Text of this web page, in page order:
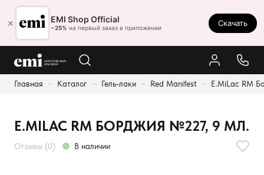
× EMI Shop Official
−25% на первый заказ в приложении
Скачать
Главная Каталог Гель-лаки Red Manifest E.MiLac RM
Ростов-на-Дону
8 (800) 550-86-95
Каталог
Оплата и доставка
E.MILAC RM БОРДЖИЯ №227, 9 МЛ.
Отзывы (0) В наличии